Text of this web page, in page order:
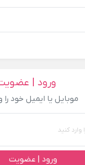
ورود |
موبایل یا ایمیل خود را
ورود | عضویت